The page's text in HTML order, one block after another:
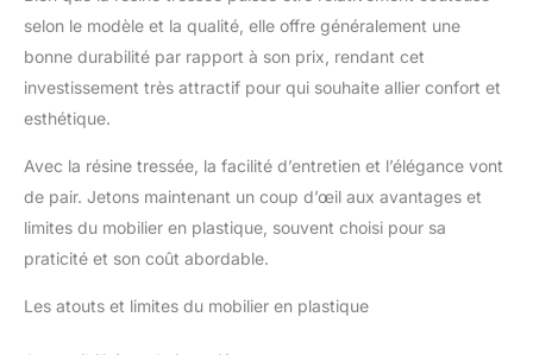
vous assemblez votre salon de jardin extérieur en résine en un
clin d'œil. Profitez sans attendre de votre espace lounge pour
des moments conviviaux et relaxants. Ajoutez style et confort à
votre mobilier jardin extérieur avec cet ensemble chic et
pratique !
selon le modèle et la qualité, elle offre généralement une
bonne durabilité par rapport à son prix, rendant cet
investissement très attractif pour qui souhaite allier confort et
esthétique.
Avec la résine tressée, la facilité d’entretien et l’élégance vont
de pair. Jetons maintenant un coup d’œil aux avantages et
limites du mobilier en plastique, souvent choisi pour sa
praticité et son coût abordable.
Les atouts et limites du mobilier en plastique